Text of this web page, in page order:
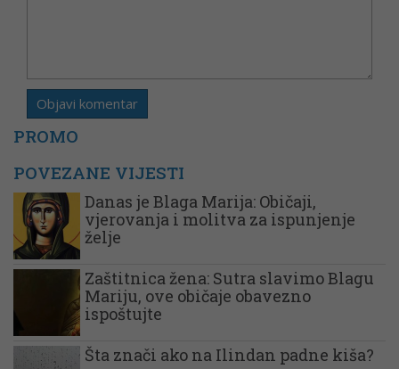
PROMO
POVEZANE VIJESTI
Danas je Blaga Marija: Običaji,
vjerovanja i molitva za ispunjenje
želje
Zaštitnica žena: Sutra slavimo Blagu
Mariju, ove običaje obavezno
ispoštujte
Šta znači ako na Ilindan padne kiša?